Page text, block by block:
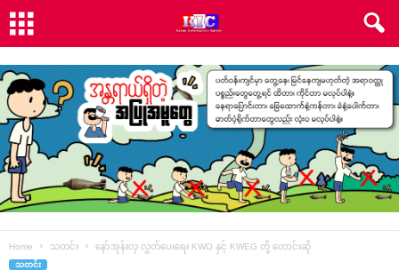
Home သတင်း ‌နော်အုန်းလှ လွှတ်‌ပေး‌ရေး KWO နှင့် KWEG တို့ ‌တောင်းဆို
သတင်း